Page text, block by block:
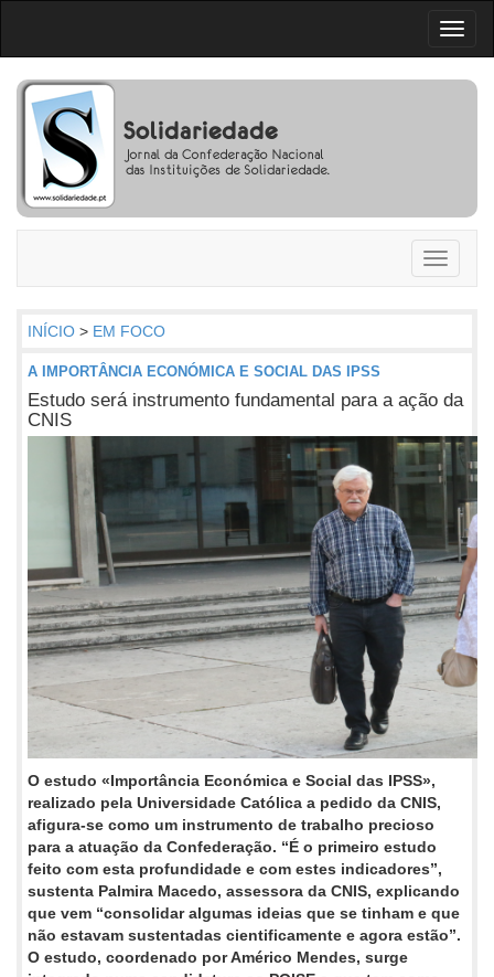
Toggle
INÍCIO > EM FOCO
A IMPORTÂNCIA ECONÓMICA E SOCIAL DAS IPSS
Estudo será instrumento fundamental para a ação da
CNIS
O estudo «Importância Económica e Social das IPSS»,
realizado pela Universidade Católica a pedido da CNIS,
afigura-se como um instrumento de trabalho precioso
para a atuação da Confederação. “É o primeiro estudo
feito com esta profundidade e com estes indicadores”,
sustenta Palmira Macedo, assessora da CNIS, explicando
que vem “consolidar algumas ideias que se tinham e que
não estavam sustentadas cientificamente e agora estão”.
O estudo, coordenado por Américo Mendes, surge